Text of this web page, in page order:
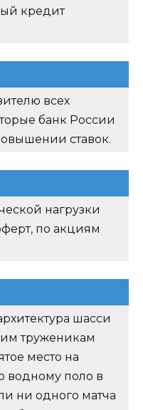
кредит
всех
банк России
ставок.
нагрузки
по акциям
шасси
труженикам
место на
водному поло в
ни одного матча